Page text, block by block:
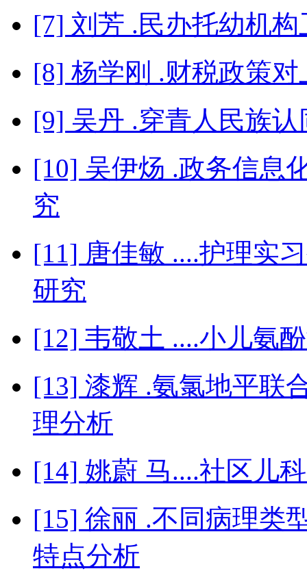
[7] 刘芳 .民办托幼机
[8] 杨学刚 .财税政策
[9] 吴丹 .穿青人民族
[10] 吴伊炀 .政务信息
究
[11] 唐佳敏 ....护理实
研究
[12] 韦敬土 ....小儿氨
[13] 漆辉 .氨氯地平联
理分析
[14] 姚蔚 马....社区儿
[15] 徐丽 .不同病理类
特点分析